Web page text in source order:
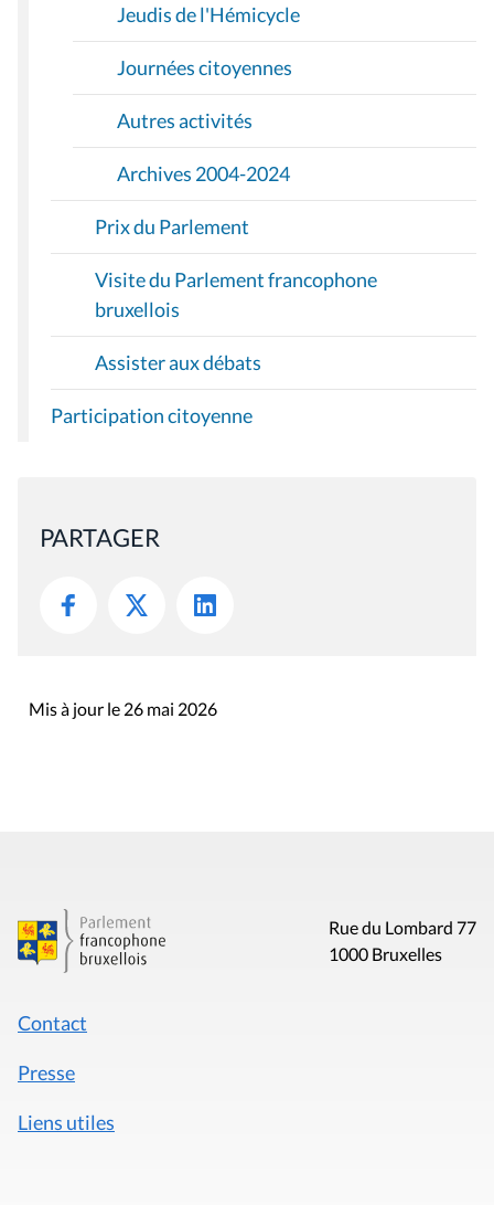
Jeudis de l'Hémicycle
Journées citoyennes
Autres activités
Archives 2004-2024
Prix du Parlement
Visite du Parlement francophone
bruxellois
Assister aux débats
Participation citoyenne
PARTAGER
Mis à jour le 26 mai 2026
Rue du Lombard 77
1000 Bruxelles
Contact
Presse
Liens utiles